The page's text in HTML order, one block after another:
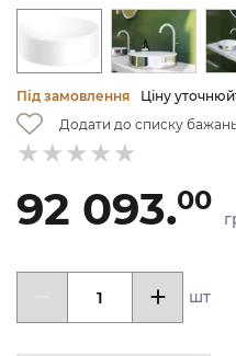
Під замовлення
Ціну
Додати до списку
92 093.00
шт